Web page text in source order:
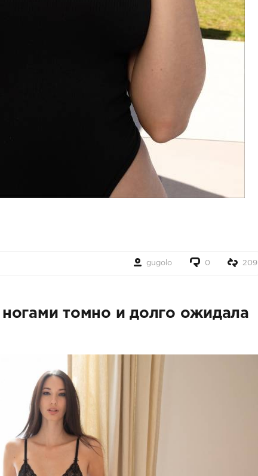
gugolo 0 209
томно и долго ожидала